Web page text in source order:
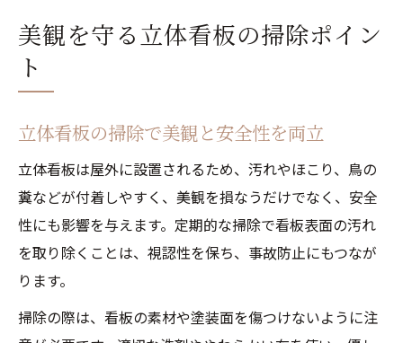
美観を守る立体看板の掃除ポイン
ト
立体看板の掃除で美観と安全性を両立
立体看板は屋外に設置されるため、汚れやほこり、鳥の
糞などが付着しやすく、美観を損なうだけでなく、安全
性にも影響を与えます。定期的な掃除で看板表面の汚れ
を取り除くことは、視認性を保ち、事故防止にもつなが
ります。
掃除の際は、看板の素材や塗装面を傷つけないように注